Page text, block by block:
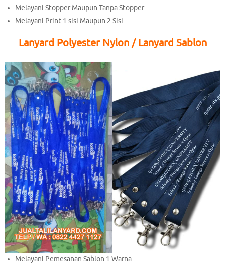
Melayani Stopper Maupun Tanpa Stopper
Melayani Print 1 sisi Maupun 2 Sisi
Lanyard Polyester Nylon / Lanyard Sablon
Melayani Pemesanan Sablon 1 Warna